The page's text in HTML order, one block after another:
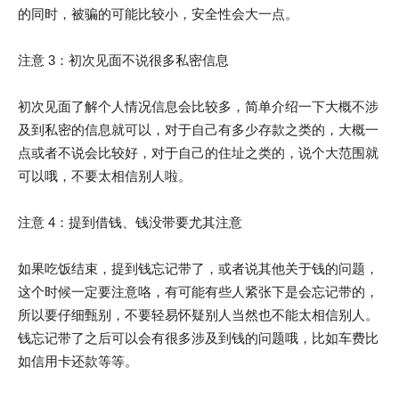
的同时，被骗的可能比较小，安全性会大一点。
注意 3：初次见面不说很多私密信息
初次见面了解个人情况信息会比较多，简单介绍一下大概不涉
及到私密的信息就可以，对于自己有多少存款之类的，大概一
点或者不说会比较好，对于自己的住址之类的，说个大范围就
可以哦，不要太相信别人啦。
注意 4：提到借钱、钱没带要尤其注意
如果吃饭结束，提到钱忘记带了，或者说其他关于钱的问题，
这个时候一定要注意咯，有可能有些人紧张下是会忘记带的，
所以要仔细甄别，不要轻易怀疑别人当然也不能太相信别人。
钱忘记带了之后可以会有很多涉及到钱的问题哦，比如车费比
如信用卡还款等等。